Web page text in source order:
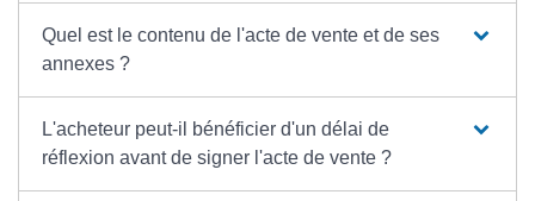
Quel est le contenu de l'acte de vente et de ses
annexes ?
L'acheteur peut-il bénéficier d'un délai de
réflexion avant de signer l'acte de vente ?